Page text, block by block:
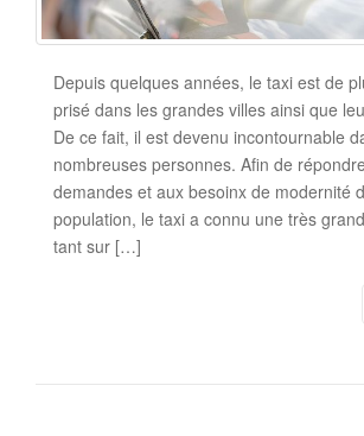
Depuis quelques années, le taxi est de
prisé dans les grandes villes ainsi que
De ce fait, il est devenu incontournable
nombreuses personnes. Afin de
demandes et aux besoinx de modernité
population, le taxi a connu une très
tant sur […]